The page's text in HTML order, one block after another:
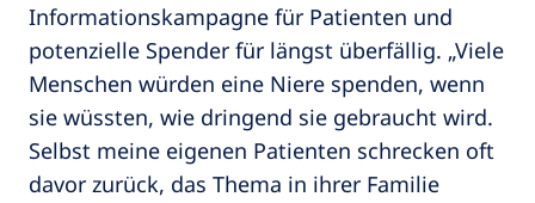
Informationskampagne für Patienten und
potenzielle Spender für längst überfällig. „Viele
Menschen würden eine Niere spenden, wenn
sie wüssten, wie dringend sie gebraucht wird.
Selbst meine eigenen Patienten schrecken oft
davor zurück, das Thema in ihrer Familie